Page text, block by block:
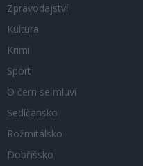
Zpravodajství
Kultura
Krimi
Sport
O čem se mluví
Sedlčansko
Rožmitálsko
Dobříšsko